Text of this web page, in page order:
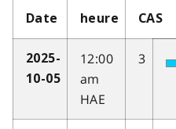
Date heure CAS
2025-
10-05
12:00
am
HAE
3